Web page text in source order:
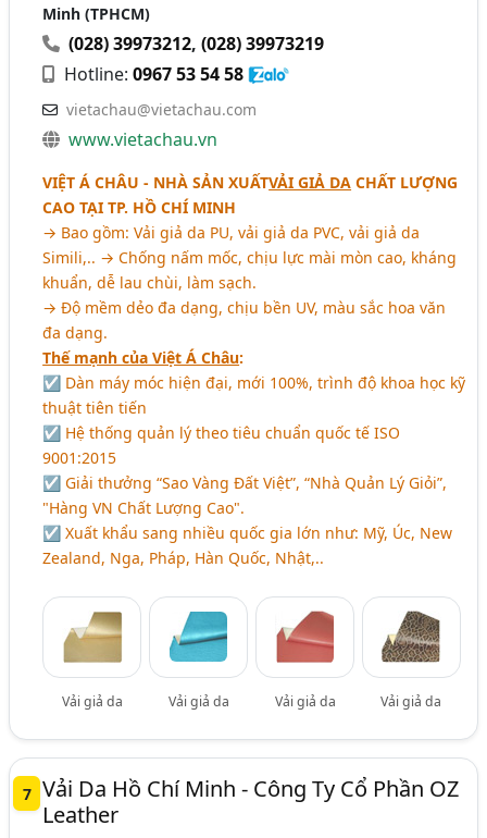
Minh (TPHCM)
(028) 39973212,(028) 39973219
Hotline:0967 53 54 58
vietachau@vietachau.com
www.vietachau.vn
VIỆT Á CHÂU - NHÀ SẢN XUẤTVẢI GIẢ DA CHẤT LƯỢNG
CAO TẠI TP. HỒ CHÍ MINH
→ Bao gồm: Vải giả da PU, vải giả da PVC, vải giả da
Simili,.. → Chống nấm mốc, chịu lực mài mòn cao, kháng
khuẩn, dễ lau chùi, làm sạch.
→ Độ mềm dẻo đa dạng, chịu bền UV, màu sắc hoa văn
đa dạng.
Thế mạnh của Việt Á Châu:
☑ Dàn máy móc hiện đại, mới 100%, trình độ khoa học kỹ
thuật tiên tiến
☑ Hệ thống quản lý theo tiêu chuẩn quốc tế ISO
9001:2015
☑ Giải thưởng “Sao Vàng Đất Việt”, “Nhà Quản Lý Giỏi”,
"Hàng VN Chất Lượng Cao".
☑ Xuất khẩu sang nhiều quốc gia lớn như: Mỹ, Úc, New
Zealand, Nga, Pháp, Hàn Quốc, Nhật,..
Vải giả da Vải giả da Vải giả da Vải giả da
7 Vải Da Hồ Chí Minh - Công Ty Cổ Phần OZ
Leather